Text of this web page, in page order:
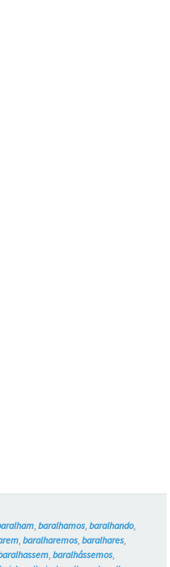
,baralhamos,baralhando,
,baralharemos,baralhares,
,baralhássemos,